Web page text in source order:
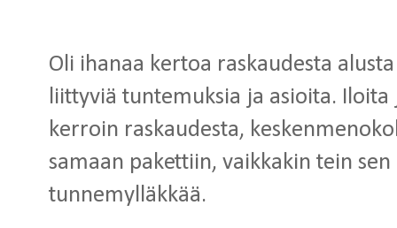
Oli ihanaa kertoa raskaudesta
liittyviä tuntemuksia ja asioita. Iloita
kerroin raskaudesta,
samaan pakettiin, vaikkakin tein
tunnemylläkkää.